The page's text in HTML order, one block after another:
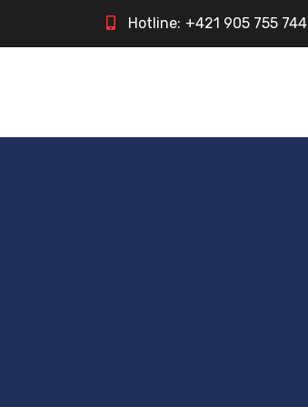
Hotline: +421 905 755 744